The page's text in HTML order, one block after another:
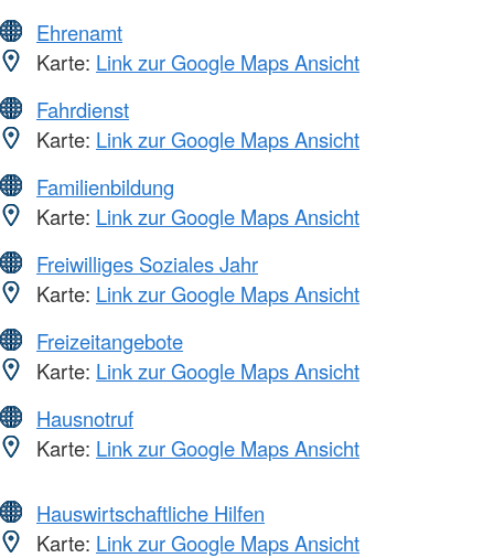
Ehrenamt
Karte: Link zur Google Maps Ansicht
Fahrdienst
Karte: Link zur Google Maps Ansicht
Familienbildung
Karte: Link zur Google Maps Ansicht
Freiwilliges Soziales Jahr
Karte: Link zur Google Maps Ansicht
Freizeitangebote
Karte: Link zur Google Maps Ansicht
Hausnotruf
Karte: Link zur Google Maps Ansicht
Hauswirtschaftliche Hilfen
Karte: Link zur Google Maps Ansicht